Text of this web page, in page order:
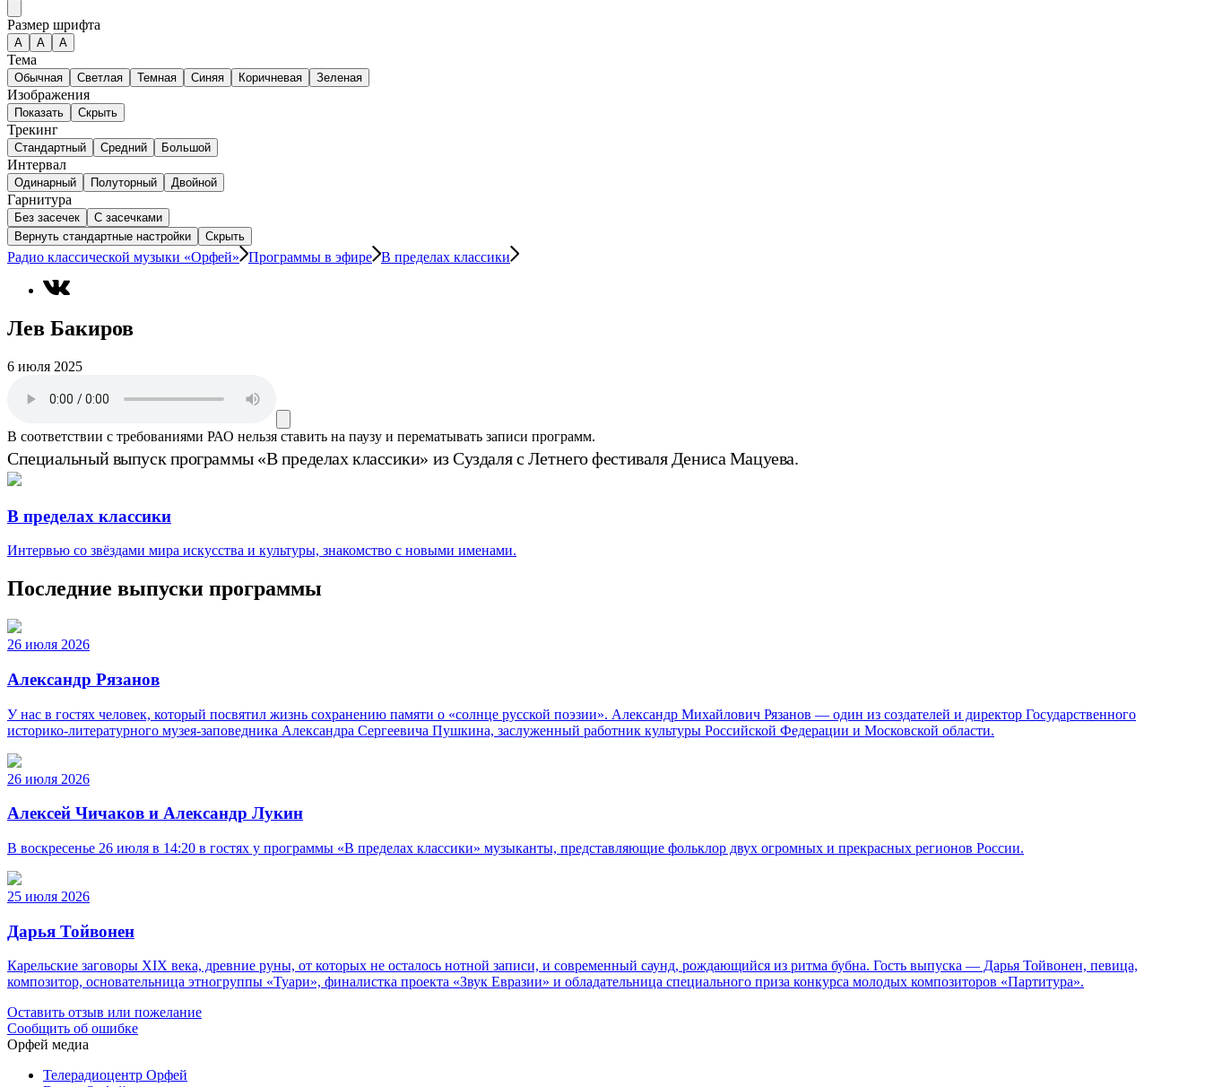
Размер шрифта
А A A
Тема
Обычная Светлая Темная Синяя Коричневая Зеленая
Изображения
Показать Скрыть
Трекинг
Стандартный Средний Большой
Интервал
Одинарный Полуторный Двойной
Гарнитура
Без засечек
С засечками
Вернуть стандартные настройки
Скрыть
Радио классической музыки «Орфей» Программы в эфире В пределах классики
Лев Бакиров
6 июля 2025
В соответствии с требованиями РАО нельзя ставить на паузу и перематывать записи программ.
Специальный выпуск программы «В пределах классики» из Суздаля с Летнего фестиваля Дениса Мацуева.
В пределах классики
Интервью со звёздами мира искусства и культуры, знакомство с новыми именами.
Последние выпуски программы
26 июля 2026
Александр Рязанов
У нас в гостях человек, который посвятил жизнь сохранению памяти о «солнце русской поэзии». Александр Михайлович Рязанов — один из создателей и директор Государственного
историко‑литературного музея‑заповедника Александра Сергеевича Пушкина, заслуженный работник культуры Российской Федерации и Московской области.
26 июля 2026
Алексей Чичаков и Александр Лукин
В воскресенье 26 июля в 14:20 в гостях у программы «В пределах классики» музыканты, представляющие фольклор двух огромных и прекрасных регионов России.
25 июля 2026
Дарья Тойвонен
Карельские заговоры XIX века, древние руны, от которых не осталось нотной записи, и современный саунд, рождающийся из ритма бубна. Гость выпуска — Дарья Тойвонен, певица,
композитор, основательница этногруппы «Туари», финалистка проекта «Звук Евразии» и обладательница специального приза конкурса молодых композиторов «Партитура».
Оставить отзыв или пожелание
Сообщить об ошибке
Орфей медиа
Телерадиоцентр Орфей